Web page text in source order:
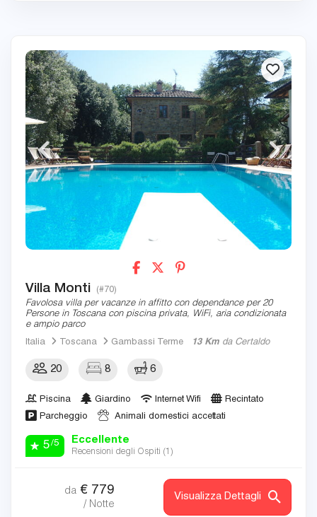
Villa Monti (#70)
Favolosa villa per vacanze in affitto con dependance per 20
Persone in Toscana con piscina privata, WiFi, aria condizionata
e ampio parco
Italia
Toscana Gambassi Terme 13 Km da Certaldo
20 8 6
Piscina Giardino Internet Wifi
Recintato
Parcheggio
Animali domestici accettati
5/5 Eccellente
Recensioni degli Ospiti (1 )
da € 779
/ Notte
Visualizza Dettagli